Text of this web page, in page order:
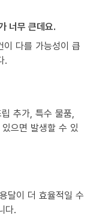
너무 큰데요.
이 다를 가능성이 큽
.
추가, 특수 물품,
으면 발생할 수 있
달이 더 효율적일 수
다.